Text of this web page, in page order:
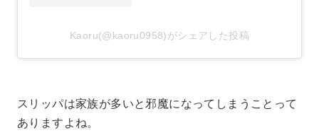
Kaoru(@kaoru0958)がシェアした投稿
スリッパは家族が多いと邪魔になってしまうことって
ありますよね。